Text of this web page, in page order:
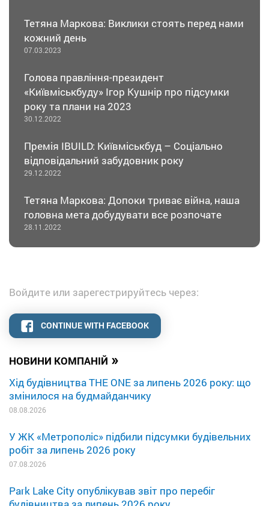
НОВИНИ КОМПАНІЙ »
Хід будівництва THE ONE за липень 2026 року: що
змінилося на будмайданчику
08.08.2026
У ЖК «Метрополіс» підбили підсумки будівельних
робіт за липень 2026 року
07.08.2026
Park Lake City опублікував звіт про перебіг
Тетяна Маркова: Виклики стоять перед нами
кожний день
07.03.2023
Голова правління-президент
«Київміськбуду» Ігор Кушнір про підсумки
року та плани на 2023
30.12.2022
Премія IBUILD: Київміськбуд – Соціально
відповідальний забудовник року
29.12.2022
Тетяна Маркова: Допоки триває війна, наша
головна мета добудувати все розпочате
28.11.2022
Войдите или зарегестрируйтесь через:
CONTINUE WITH FACEBOOK